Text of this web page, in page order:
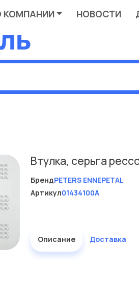
КОМПАНИИ НОВОСТИ
Втулка, серьга
БрендPETERS ENNEPETAL
Артикул01434100A
Описание Доставка